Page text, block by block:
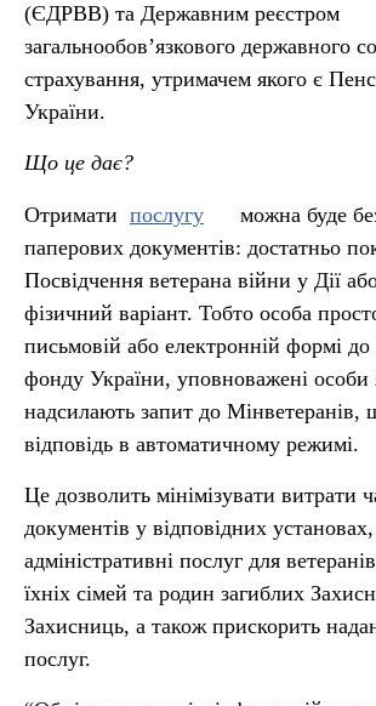
(ЄДРВВ) та Державним реєстром
загальнообов’язкового державного
страхування, утримачем якого є
України.
Що це дає?
Отримати послугу
можна буде
паперових документів: достатньо
Посвідчення ветерана війни у Дії
фізичний варіант. Тобто особа
письмовій або електронній формі
фонду України, уповноважені особи
надсилають запит до Мінветеранів,
відповідь в автоматичному режимі.
Це дозволить мінімізувати витрати
документів у відповідних
адміністративні послуг для
їхніх сімей та родин загиблих
Захисниць, а також прискорить
послуг.